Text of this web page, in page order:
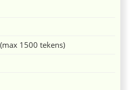
1500 tekens)